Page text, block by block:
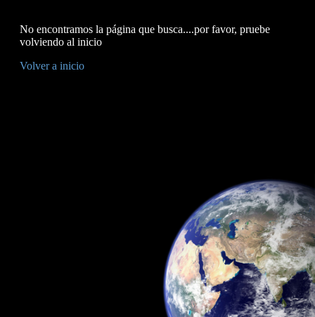
No encontramos la página que busca....por favor, pruebe
volviendo al inicio
Volver a inicio